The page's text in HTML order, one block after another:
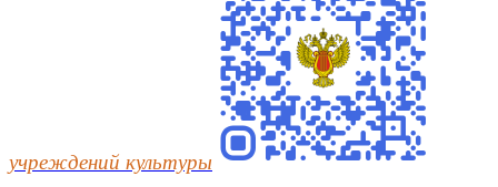
учреждений культуры